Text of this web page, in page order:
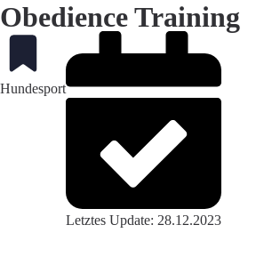
Obedience Training
Hundesport
Letztes Update: 28.12.2023